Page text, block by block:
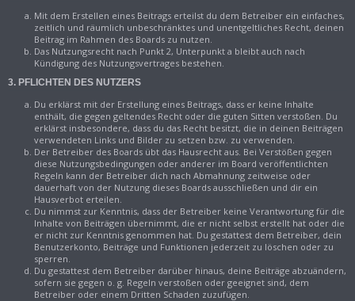
Mit dem Erstellen eines Beitrags erteilst du dem Betreiber ein einfaches,
zeitlich und räumlich unbeschränktes und unentgeltliches Recht, deinen
Beitrag im Rahmen des Boards zu nutzen.
Das Nutzungsrecht nach Punkt 2, Unterpunkt a bleibt auch nach
Kündigung des Nutzungsvertrages bestehen.
3. PFLICHTEN DES NUTZERS
Du erklärst mit der Erstellung eines Beitrags, dass er keine Inhalte
enthält, die gegen geltendes Recht oder die guten Sitten verstoßen. Du
erklärst insbesondere, dass du das Recht besitzt, die in deinen Beiträgen
verwendeten Links und Bilder zu setzen bzw. zu verwenden.
Der Betreiber des Boards übt das Hausrecht aus. Bei Verstößen gegen
diese Nutzungsbedingungen oder anderer im Board veröffentlichten
Regeln kann der Betreiber dich nach Abmahnung zeitweise oder
dauerhaft von der Nutzung dieses Boards ausschließen und dir ein
Hausverbot erteilen.
Du nimmst zur Kenntnis, dass der Betreiber keine Verantwortung für die
Inhalte von Beiträgen übernimmt, die er nicht selbst erstellt hat oder die
er nicht zur Kenntnis genommen hat. Du gestattest dem Betreiber, dein
Benutzerkonto, Beiträge und Funktionen jederzeit zu löschen oder zu
sperren.
Du gestattest dem Betreiber darüber hinaus, deine Beiträge abzuändern,
sofern sie gegen o. g. Regeln verstoßen oder geeignet sind, dem
Betreiber oder einem Dritten Schaden zuzufügen.